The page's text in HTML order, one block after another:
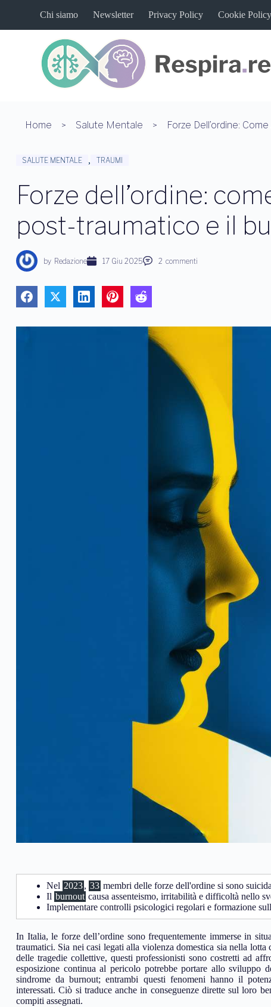
l
Chi siamo Newsletter Privacy Policy Cookie Policy
Home Salute Mentale
SALUTE MENTALE , TRAUMI
Forze dell’ordine:
post-traumatico e il
by Redazione 17 Giu 2025 2 commenti
Nel 2023, 33 membri delle forze dell'ordine si sono
Il burnout causa assenteismo, irritabilità e difficoltà nello
Implementare controlli psicologici regolari e formazione
In Italia, le forze dell’ordine sono frequentemente immerse in
traumatici. Sia nei casi legati alla violenza domestica sia nella
delle tragedie collettive, questi professionisti sono costretti ad
esposizione continua al pericolo potrebbe portare allo sviluppo
sindrome da burnout; entrambi questi fenomeni hanno il
interessati. Ciò si traduce anche in conseguenze dirette sul loro
compiti assegnati.